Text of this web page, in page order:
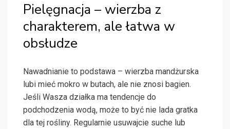
Pielęgnacja – wierzba z
charakterem, ale łatwa w
obsłudze
Nawadnianie to podstawa – wierzba mandżurska
lubi mieć mokro w butach, ale nie znosi bagien.
Jeśli Wasza działka ma tendencje do
podchodzenia wodą, może to być nie lada gratka
dla tej rośliny. Regularnie usuwajcie suche lub